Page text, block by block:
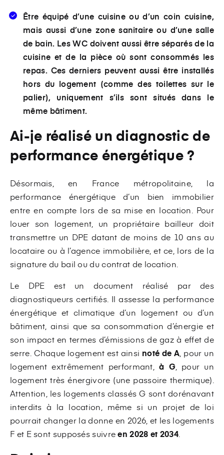
Être équipé d’une cuisine ou d’un coin cuisine,
mais aussi d’une zone sanitaire ou d’une salle
de bain. Les WC doivent aussi être séparés de la
cuisine et de la pièce où sont consommés les
repas. Ces derniers peuvent aussi être installés
hors du logement (comme des toilettes sur le
palier), uniquement s’ils sont situés dans le
même bâtiment.
Ai-je réalisé un diagnostic de
performance énergétique ?
Désormais, en France métropolitaine, la
performance énergétique d’un bien immobilier
entre en compte lors de sa mise en location. Pour
louer son logement, un propriétaire bailleur doit
transmettre un DPE datant de moins de 10 ans au
locataire ou à l’agence immobilière, et ce, lors de la
signature du bail ou du contrat de location.
Le DPE est un document réalisé par des
diagnostiqueurs certifiés. Il assesse la performance
énergétique et climatique d’un logement ou d’un
bâtiment, ainsi que sa consommation d’énergie et
son impact en termes d’émissions de gaz à effet de
serre. Chaque logement est ainsi noté de A , pour un
logement extrêmement performant,à G, pour un
logement très énergivore (une passoire thermique).
Attention, les logements classés G sont dorénavant
interdits à la location, même si un projet de loi
pourrait changer la donne en 2026, et les logements
F et E sont supposés suivreen 2028 et 2034.